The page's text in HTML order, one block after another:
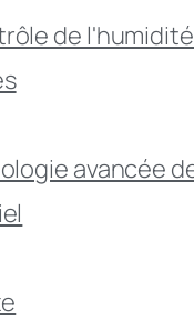
de
avancée